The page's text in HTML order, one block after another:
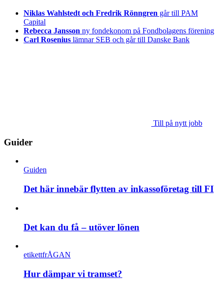
Niklas Wahlstedt och Fredrik Rönngren går till PAM
Capital
Rebecca Jansson ny fondekonom på Fondbolagens förening
Carl Rosenius lämnar SEB och går till Danske Bank
Till på nytt jobb
Guider
Guiden
Det här innebär flytten av inkassoföretag till FI
Det kan du få – utöver lönen
etikettfrÅGAN
Hur dämpar vi tramset?